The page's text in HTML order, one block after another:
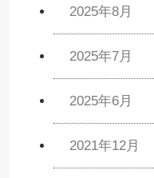
2025年8月
2025年7月
2025年6月
2021年12月